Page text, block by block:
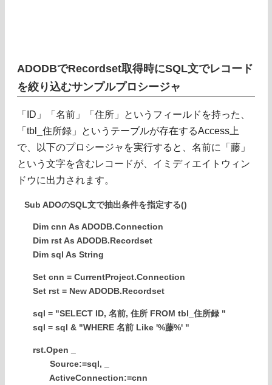
ADODBでRecordset取得時にSQL文でレコード
を絞り込むサンプルプロシージャ
「ID」「名前」「住所」というフィールドを持った、
「tbl_住所録」というテーブルが存在するAccess上
で、以下のプロシージャを実行すると、名前に「藤」
という文字を含むレコードが、イミディエイトウィン
ドウに出力されます。
Sub ADOのSQL文で抽出条件を指定する()
Dim cnn As ADODB.Connection
Dim rst As ADODB.Recordset
Dim sql As String
Set cnn = CurrentProject.Connection
Set rst = New ADODB.Recordset
sql = "SELECT ID, 名前, 住所 FROM tbl_住所録 "
sql = sql & "WHERE 名前 Like '%藤%' "
rst.Open _
Source:=sql, _
ActiveConnection:=cnn